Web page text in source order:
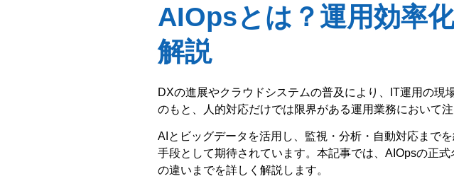
AIOpsとは？運用効率
解説
DXの進展やクラウドシステムの普及により、IT運用の
のもと、人的対応だけでは限界がある運用業務において
AIとビッグデータを活用し、監視・分析・自動対応まで
手段として期待されています。本記事では、AIOpsの正
の違いまでを詳しく解説します。